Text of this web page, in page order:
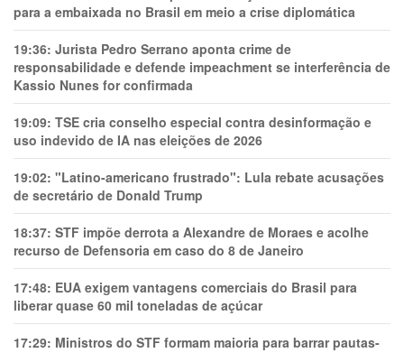
para a embaixada no Brasil em meio a crise diplomática
19:36: Jurista Pedro Serrano aponta crime de
responsabilidade e defende impeachment se interferência de
Kassio Nunes for confirmada
19:09: TSE cria conselho especial contra desinformação e
uso indevido de IA nas eleições de 2026
19:02: "Latino-americano frustrado": Lula rebate acusações
de secretário de Donald Trump
18:37: STF impõe derrota a Alexandre de Moraes e acolhe
recurso de Defensoria em caso do 8 de Janeiro
17:48: EUA exigem vantagens comerciais do Brasil para
liberar quase 60 mil toneladas de açúcar
17:29: Ministros do STF formam maioria para barrar pautas-